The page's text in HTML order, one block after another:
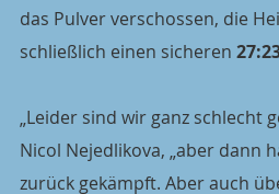
das Pulver verschossen, die
schließlich einen sicheren
„Leider sind wir ganz schlecht
Nicol Nejedlikova, „aber dann
zurück gekämpft. Aber auch